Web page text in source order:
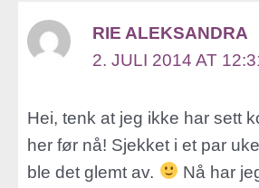
RIE ALEKSANDRA
2. JULI 2014 AT
Hei, tenk at jeg ikke har sett
her før nå! Sjekket i et par
ble det glemt av.
Nå har